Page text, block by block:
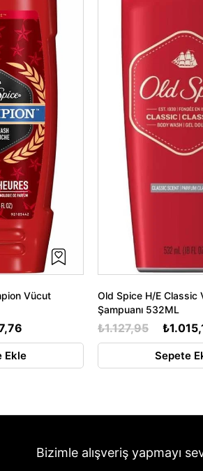
Vücut
Ekle
Old Spice H/E Classic
Şampuanı 532ML
₺1.127,95
Sepete
Bizimle alışveriş yapmayı